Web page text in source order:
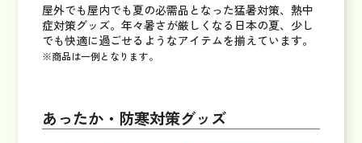
屋外でも屋内でも夏の必需品となった猛暑対策、熱中
症対策グッズ。年々暑さが厳しくなる日本の夏、少し
でも快適に過ごせるようなアイテムを揃えています。
※商品は一例となります。
あったか・防寒対策グッズ